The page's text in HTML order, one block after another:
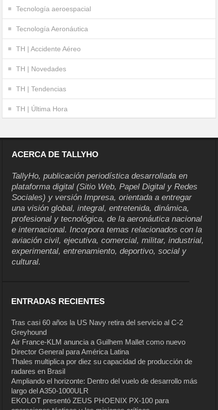
Tecnología aeroespacial
Tecnología Aeronáutica
TH | Accidente Aéreo
TH | Novedades
TH | Tendencias
TH | Última Hora
ACERCA DE TALLYHO
TallyHo, publicación periodística desarrollada en
plataforma digital (Sitio Web, Papel Digital y Redes
Sociales) y versión Impresa, orientada a entregar
una visión global, integral, entretenida, dinámica,
profesional y tecnológica, de la aeronáutica nacional
e internacional. Incorpora temas relacionados con la
aviación civil, ejecutiva, comercial, militar, industrial,
experimental, entrenamiento, deportivo, social y
cultural.
ENTRADAS RECIENTES
Tras casi 60 años la US Navy retira del servicio al C-2
Greyhound
Air France-KLM anuncia a Guilhem Mallet como nuevo
Director General para América Latina
Thales multiplica por diez su capacidad de producción de
radares en Brasil
Ampliando el horizonte: Dentro del vuelo de desarrollo más
largo del A350-1000ULR
EKOLOT presentó ZEUS PHOENIX PX-100 para